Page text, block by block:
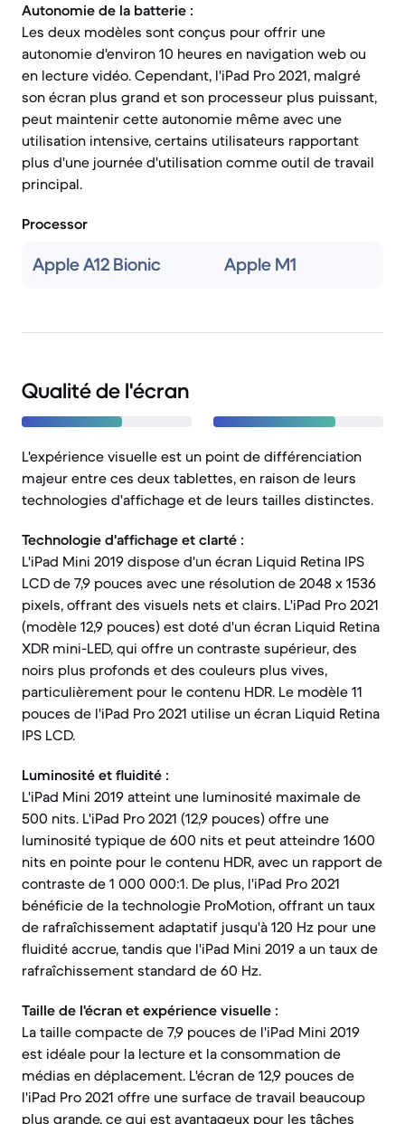
Autonomie de la batterie :
Les deux modèles sont conçus pour offrir une
autonomie d'environ 10 heures en navigation web ou
en lecture vidéo. Cependant, l'iPad Pro 2021, malgré
son écran plus grand et son processeur plus puissant,
peut maintenir cette autonomie même avec une
utilisation intensive, certains utilisateurs rapportant
plus d'une journée d'utilisation comme outil de travail
principal.
Processor
Apple A12 Bionic Apple M1
Qualité de l'écran
L'expérience visuelle est un point de différenciation
majeur entre ces deux tablettes, en raison de leurs
technologies d'affichage et de leurs tailles distinctes.
Technologie d'affichage et clarté :
L'iPad Mini 2019 dispose d'un écran Liquid Retina IPS
LCD de 7,9 pouces avec une résolution de 2048 x 1536
pixels, offrant des visuels nets et clairs. L'iPad Pro 2021
(modèle 12,9 pouces) est doté d'un écran Liquid Retina
XDR mini-LED, qui offre un contraste supérieur, des
noirs plus profonds et des couleurs plus vives,
particulièrement pour le contenu HDR. Le modèle 11
pouces de l'iPad Pro 2021 utilise un écran Liquid Retina
IPS LCD.
Luminosité et fluidité :
L'iPad Mini 2019 atteint une luminosité maximale de
500 nits. L'iPad Pro 2021 (12,9 pouces) offre une
luminosité typique de 600 nits et peut atteindre 1600
nits en pointe pour le contenu HDR, avec un rapport de
contraste de 1 000 000:1. De plus, l'iPad Pro 2021
bénéficie de la technologie ProMotion, offrant un taux
de rafraîchissement adaptatif jusqu'à 120 Hz pour une
fluidité accrue, tandis que l'iPad Mini 2019 a un taux de
rafraîchissement standard de 60 Hz.
Taille de l'écran et expérience visuelle :
La taille compacte de 7,9 pouces de l'iPad Mini 2019
est idéale pour la lecture et la consommation de
médias en déplacement. L'écran de 12,9 pouces de
l'iPad Pro 2021 offre une surface de travail beaucoup
plus grande, ce qui est avantageux pour les tâches